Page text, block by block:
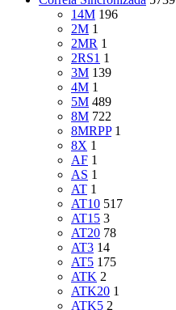
14M 196
2M 1
2MR 1
2RS1 1
3M 139
4M 1
5M 489
8M 722
8MRPP 1
8X 1
AF 1
AS 1
AT 1
AT10 517
AT15 3
AT20 78
AT3 14
AT5 175
ATK 2
ATK20 1
ATK5 2